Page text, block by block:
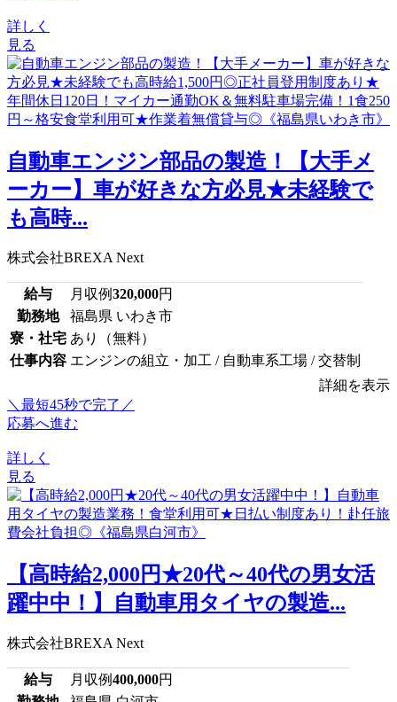
詳しく
見る
自動車エンジン部品の製造！【大手メ
ーカー】車が好きな方必見★未経験で
も高時...
株式会社BREXA Next
給与 月収例320,000円
勤務地
福島県 いわき市
寮・社宅 あり（無料）
仕事内容 エンジンの組立・加工 / 自動車系工場 / 交替制
詳細を表示
＼最短45秒で完了／
応募へ進む
詳しく
見る
【高時給2,000円★20代～40代の男女活
躍中中！】自動車用タイヤの製造...
株式会社BREXA Next
給与 月収例400,000円